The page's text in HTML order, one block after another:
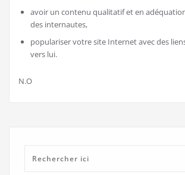
avoir un contenu qualitatif et en
des internautes,
populariser votre site Internet avec des
vers lui.
N.O